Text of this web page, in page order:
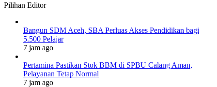
Pilihan Editor
Bangun SDM Aceh, SBA Perluas Akses Pendidikan bagi
5.500 Pelajar
7 jam ago
Pertamina Pastikan Stok BBM di SPBU Calang Aman,
Pelayanan Tetap Normal
7 jam ago